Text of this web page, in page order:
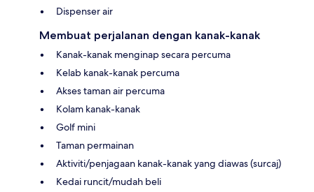
Dispenser air
Membuat perjalanan dengan kanak-kanak
Kanak-kanak menginap secara percuma
Kelab kanak-kanak percuma
Akses taman air percuma
Kolam kanak-kanak
Golf mini
Taman permainan
Aktiviti/penjagaan kanak-kanak yang diawas (surcaj)
Kedai runcit/mudah beli